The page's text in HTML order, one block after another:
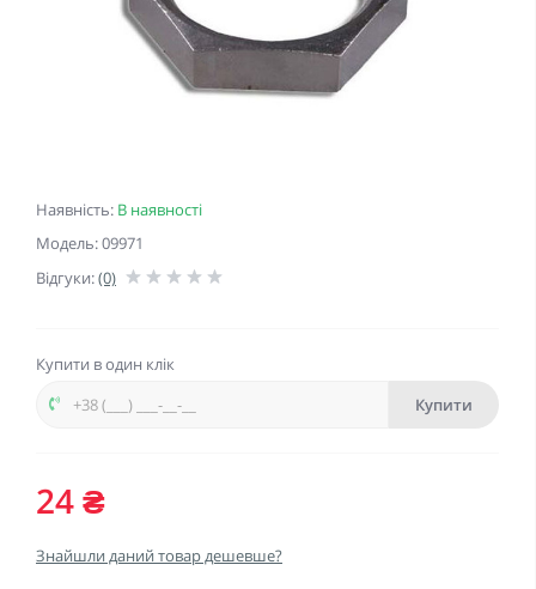
Наявність: В наявності
Модель: 09971
Відгуки:(0)
Купити в один клік
Купити
24 ₴
Знайшли даний товар дешевше?